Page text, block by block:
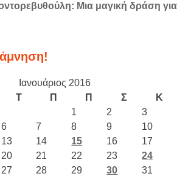
Μια μαγική δράση για
Ιανουάριος 2016
Τ Π Π Σ
Κ
1
2
3
6 7 8 9
10
13 14 15 16
17
20 21 22 23
24
27 28 29 30 31